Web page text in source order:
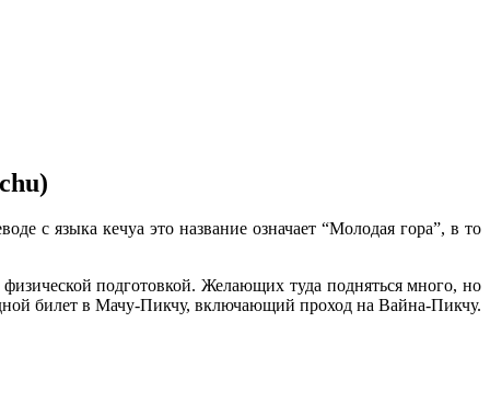
с языка кечуа это название означает “Молодая гора”, в то
подготовкой. Желающих туда подняться много, но
билет в Мачу-Пикчу, включающий проход на Вайна-Пикчу.